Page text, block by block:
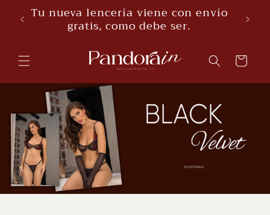
Skip to
content
Tu nueva lencería viene con envío
gratis, como debe ser.
Cart